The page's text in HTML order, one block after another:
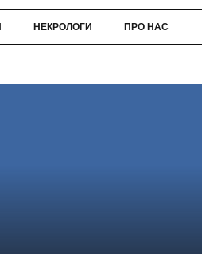
НЕКРОЛОГИ ПРО НАС